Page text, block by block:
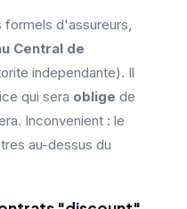
d'assureurs,
Central de
independante). Il
qui sera oblige de
Inconvenient : le
au-dessus du